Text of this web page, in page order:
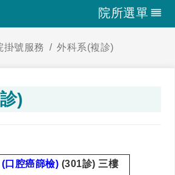
院所選單
掛號服務 外科系(複診)
)
口腔癌篩檢) (301診) 三樓